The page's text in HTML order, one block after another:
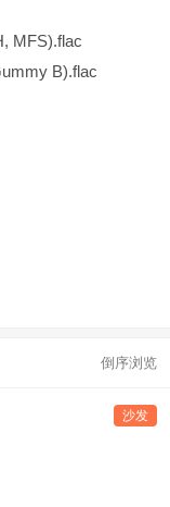
MFS).flac
B).flac
倒序浏览
沙发